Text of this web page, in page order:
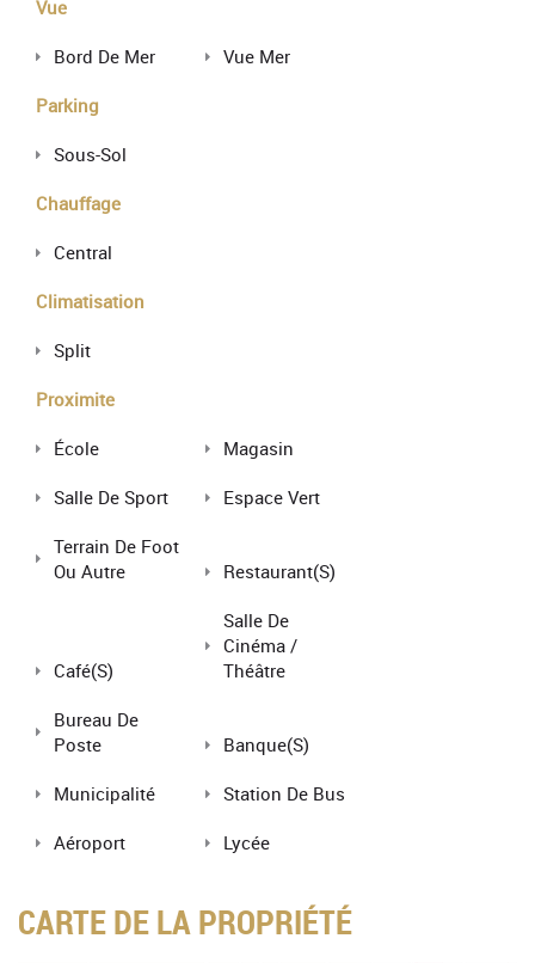
Vue
Bord De Mer Vue Mer
Parking
Sous-Sol
Chauffage
Central
Climatisation
Split
Proximite
École Magasin
Salle De Sport Espace Vert
Terrain De Foot
Ou Autre
Restaurant(s)
Café(s)
Salle De
Cinéma /
Théâtre
Bureau De
Poste
Banque(s)
Municipalité Station De Bus
Aéroport Lycée
CARTE DE LA PROPRIÉTÉ